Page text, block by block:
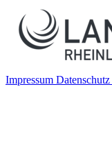
Impressum Datenschutz